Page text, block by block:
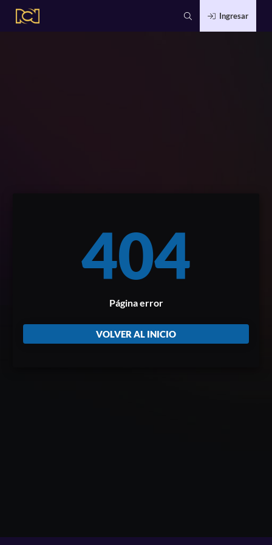
Ingresar
404
Página error
VOLVER AL INICIO